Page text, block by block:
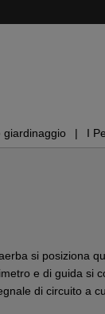
giardinaggio I
si posiziona
e di guida si
di circuito a